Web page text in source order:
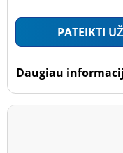
PATEIKTI
Daugiau